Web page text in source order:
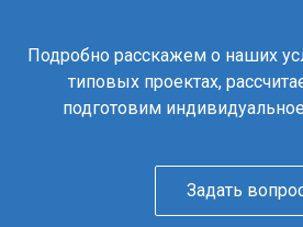
Подробно расскажем о наших
типовых проектах,
подготовим
Задать